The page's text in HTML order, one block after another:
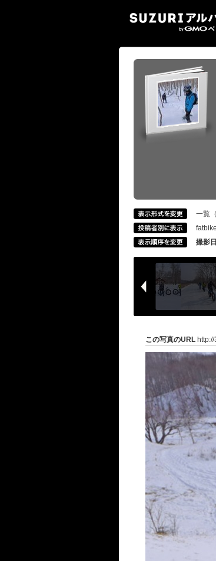
一覧
撮影
この写真のURL